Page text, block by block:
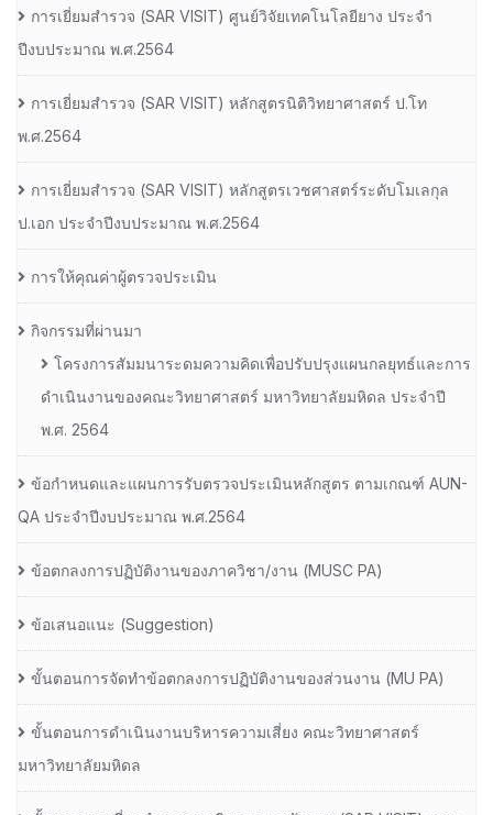
การเยี่ยมสํารวจ (SAR VISIT) ศูนย์วิจัยเทคโนโลยียาง ประจํา
ปีงบประมาณ พ.ศ.2564
การเยี่ยมสํารวจ (SAR VISIT) หลักสูตรนิติวิทยาศาสตร์ ป.โท
พ.ศ.2564
การเยี่ยมสํารวจ (SAR VISIT) หลักสูตรเวชศาสตร์ระดับโมเลกุล
ป.เอก ประจําปีงบประมาณ พ.ศ.2564
การให้คุณค่าผู้ตรวจประเมิน
กิจกรรมที่ผ่านมา
โครงการสัมมนาระดมความคิดเพื่อปรับปรุงแผนกลยุทธ์และการ
ดำเนินงานของคณะวิทยาศาสตร์ มหาวิทยาลัยมหิดล ประจำปี
พ.ศ. 2564
ข้อกำหนดและแผนการรับตรวจประเมินหลักสูตร ตามเกณฑ์ AUN-
QA ประจำปีงบประมาณ พ.ศ.2564
ข้อตกลงการปฏิบัติงานของภาควิชา/งาน (MUSC PA)
ข้อเสนอแนะ (Suggestion)
ขั้นตอนการจัดทำข้อตกลงการปฏิบัติงานของส่วนงาน (MU PA)
ขั้นตอนการดำเนินงานบริหารความเสี่ยง คณะวิทยาศาสตร์
มหาวิทยาลัยมหิดล